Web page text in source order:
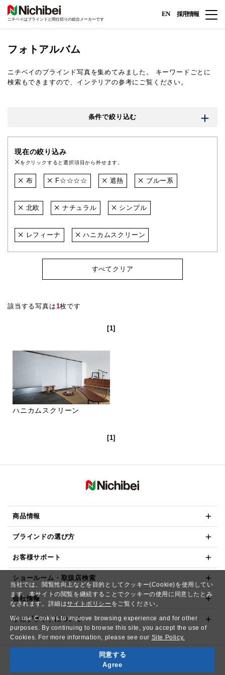
当社では、閲覧性向上などを目的としてクッキー(Cookie)を使用してい
ます。本サイトの閲覧を継続することでクッキーの使用に同意したとみ
なされます。詳細はサイトポリシー をご覧ください。
We use Cookies to improve browsing experience and for other
purposes. By continuing to browse this site, you accept the use of
Cookies. For more information, please see our Site Policy.
同意する
Agree
ニチベイはブラインドと間仕切りの総合メーカーです
EN 採用情報
フォトアルバム
ニチベイのブラインド写真を集めてみました。
キーワードごとに
検索もできますので、インテリアの参考にご覧ください。
条件で絞り込む
現在の絞り込み
をクリックすると選択項目から外せます。
布 F☆☆☆☆ 遮熱 ブルー系
北欧 ナチュラル シンプル
レフィーナ ハニカムスクリーン
すべてクリア
該当する写真は1枚です
[1]
ハニカムスクリーン
[1]
商品情報
ブラインドの選び方
お客様サポート
ショールーム・取扱店検索
会社情報
ウェブサイトについて
Copyright© NICHIBEI CO.,LTD. All Rights Reserved.